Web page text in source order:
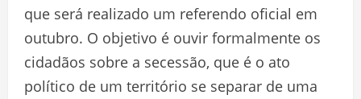
que será realizado um referendo oficial em
outubro. O objetivo é ouvir formalmente os
cidadãos sobre a secessão, que é o ato
político de um território se separar de uma